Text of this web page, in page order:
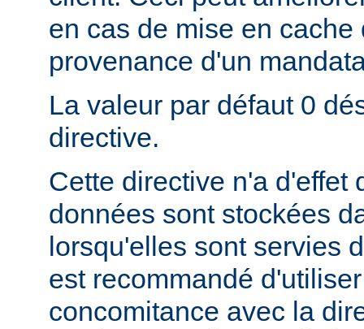
en cas de mise en cache
provenance d'un
La valeur par défaut 0
directive.
Cette directive n'a d'effet
données sont stockées
lorsqu'elles sont servies
est recommandé
concomitance avec la